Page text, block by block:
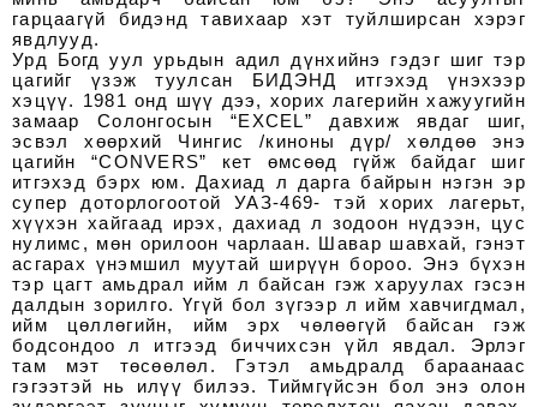
гарцаагүй бидэнд тавихаар хэт туйлширсан хэрэг
явдлууд.
Урд Богд уул урьдын адил дүнхийнэ гэдэг шиг тэр
цагийг үзэж туулсан БИДЭНД итгэхэд үнэхээр
хэцүү. 1981 онд шүү дээ, хорих лагерийн хажуугийн
замаар Солонгосын “EXCEL” давхиж явдаг шиг,
эсвэл хөөрхий Чингис /киноны дүр/ хөлдөө энэ
цагийн “CONVERS” кет өмсөөд гүйж байдаг шиг
итгэхэд бэрх юм. Дахиад л дарга байрын нэгэн эр
супер доторлогоотой УАЗ-469- тэй хорих лагерьт,
хүүхэн хайгаад ирэх, дахиад л зодоон нүдээн, цус
нулимс, мөн орилоон чарлаан. Шавар шавхай, гэнэт
асгарах үнэмшил муутай ширүүн бороо. Энэ бүхэн
тэр цагт амьдрал ийм л байсан гэж харуулах гэсэн
далдын зорилго. Үгүй бол зүгээр л ийм хавчигдмал,
ийм цөллөгийн, ийм эрх чөлөөгүй байсан гэж
бодсондоо л итгээд биччихсэн үйл явдал. Эрлэг
там мэт төсөөлөл. Гэтэл амьдралд бараанаас
гэгээтэй нь илүү билээ. Тиймгүйсэн бол энэ олон